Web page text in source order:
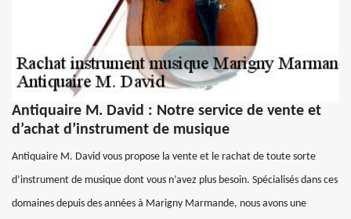
Antiquaire M. David : Notre service de vente et
d’achat d’instrument de musique
Antiquaire M. David vous propose la vente et le rachat de toute sorte
d’instrument de musique dont vous n’avez plus besoin. Spécialisés dans ces
domaines depuis des années à Marigny Marmande, nous avons une